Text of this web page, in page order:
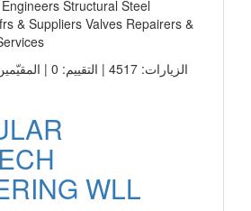
Structural Steel
& Suppliers Valves Repairers &
الزيارات: 4517 | التقييم: 0 | المقيّمين: 0 | المدينة
WLL